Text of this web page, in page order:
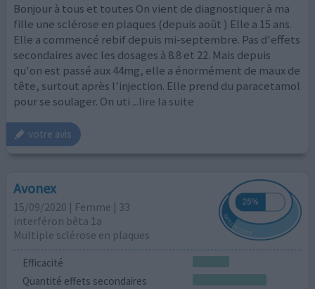
Bonjour à tous et toutes On vient de diagnostiquer à ma
fille une sclérose en plaques (depuis août ) Elle a 15 ans.
Elle a commencé rebif depuis mi-septembre. Pas d'effets
secondaires avec les dosages à 8.8 et 22. Mais depuis
qu'on est passé aux 44mg, elle a énormément de maux de
tête, surtout après l'injection. Elle prend du paracetamol
pour se soulager. On uti ...lire la suite
votre avis
Avonex
15/09/2020 | Femme | 33
interféron bêta 1a
Multiple sclérose en plaques
Efficacité
Quantité effets secondaires